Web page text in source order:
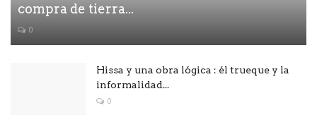
compra de tierra...
0
Hissa y una obra lógica : él trueque y la
informalidad...
0